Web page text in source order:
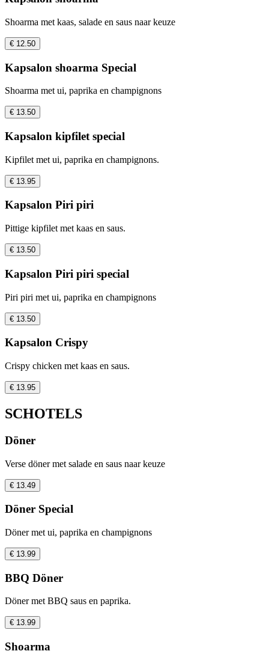
Shoarma met kaas, salade en saus naar keuze
€ 12.50
Kapsalon shoarma Special
Shoarma met ui, paprika en champignons
€ 13.50
Kapsalon kipfilet special
Kipfilet met ui, paprika en champignons.
€ 13.95
Kapsalon Piri piri
Pittige kipfilet met kaas en saus.
€ 13.50
Kapsalon Piri piri special
Piri piri met ui, paprika en champignons
€ 13.50
Kapsalon Crispy
Crispy chicken met kaas en saus.
€ 13.95
SCHOTELS
Döner
Verse döner met salade en saus naar keuze
€ 13.49
Döner Special
Döner met ui, paprika en champignons
€ 13.99
BBQ Döner
Döner met BBQ saus en paprika.
€ 13.99
Shoarma